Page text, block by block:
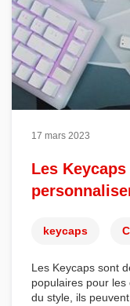
17 mars 2023
Les
keycaps
Les Keycaps sont
populaires pour les
du style, ils